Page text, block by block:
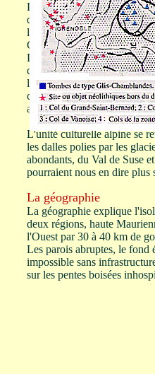
L'origine directe de ce
d'Aoste sur le cours
le col du Grand-Saint-
Glis-Chamblandes.
Dans le Val de Suse, la
céramique Cortaillod, datés
les portions supérieures du
communication aisée à
atteint à partir de l'est par
L'unité culturelle alpine se
les dalles polies par les
abondants, du Val de Suse
pourraient nous en dire plus
La géographie
La géographie explique
deux régions, haute
l'Ouest par 30 à 40 km de
Les parois abruptes, le fond
impossible sans
sur les pentes boisées